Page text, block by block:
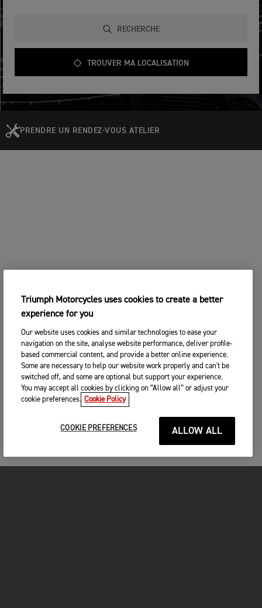
RECHERCHE
TROUVER MA LOCALISATION
PRENDRE UN RENDEZ-VOUS ATELIER
Triumph Motorcycles uses cookies to create a better
experience for you
Our website uses cookies and similar technologies to ease your
navigation on the site, analyse website performance, deliver profile-
based commercial content, and provide a better online experience.
Some are necessary to help our website work properly and can't be
switched off, and some are optional but support your experience.
You may accept all cookies by clicking on “Allow all” or adjust your
cookie preferences. Cookie Policy
COOKIE PREFERENCES ALLOW ALL